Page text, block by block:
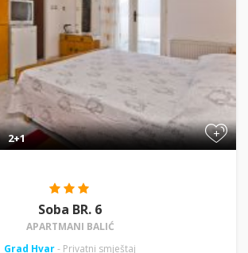
+
2+1
Soba BR. 6
APARTMANI BALIĆ
Grad Hvar- Privatni smještaj